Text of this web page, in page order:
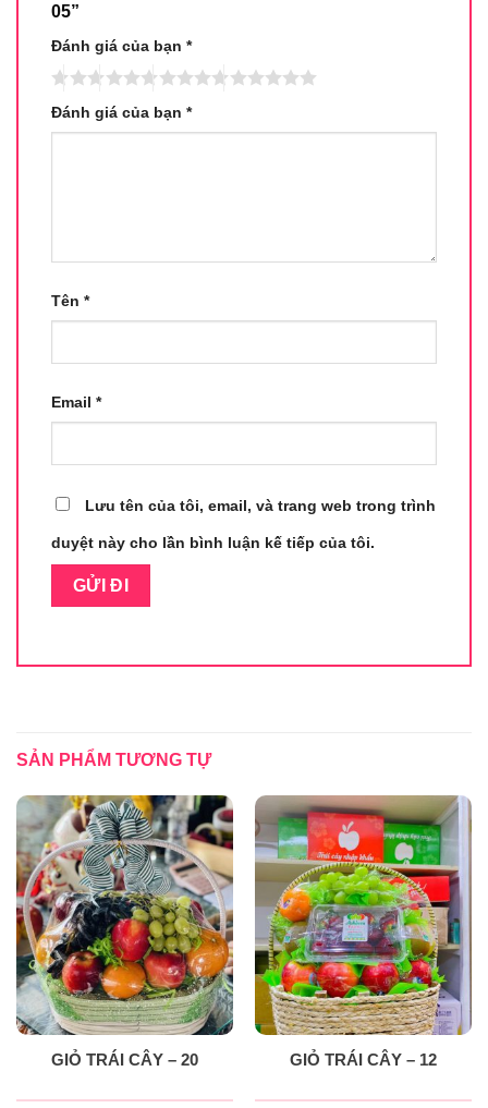
05”
Đánh giá của bạn *
Đánh giá của bạn *
Tên *
Email *
Lưu tên của tôi, email, và trang web trong trình
duyệt này cho lần bình luận kế tiếp của tôi.
SẢN PHẨM TƯƠNG TỰ
GIỎ TRÁI CÂY – 20 GIỎ TRÁI CÂY – 12